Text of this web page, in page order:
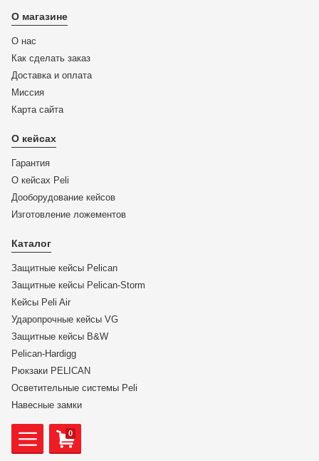
О магазине
О нас
Как сделать заказ
Доставка и оплата
Миссия
Карта сайта
О кейсах
Гарантия
О кейсах Peli
Дооборудование кейсов
Изготовление ложементов
Каталог
Защитные кейсы Pelican
Защитные кейсы Pelican-Storm
Кейсы Peli Air
Ударопрочные кейсы VG
Защитные кейсы B&W
Pelican-Hardigg
Рюкзаки PELICAN
Осветительные системы Peli
Навесные замки
0